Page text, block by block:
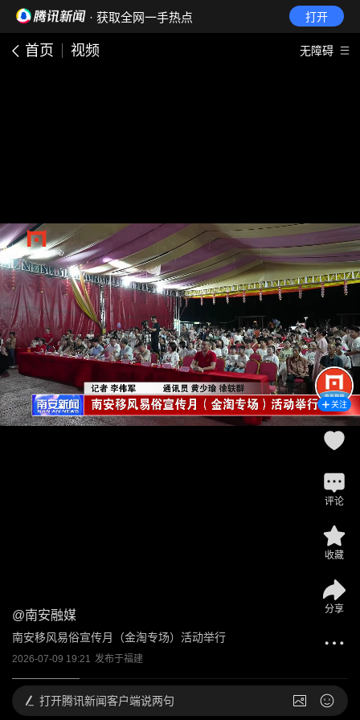
· 获取全网一手热点 打开
首页 视频 无障碍
@南安融媒
南安移风易俗宣传月（金淘专场）活动举行
2026-07-09 19:21 发布于福建
关注
评论
收藏
分享
打开腾讯新闻客户端说两句